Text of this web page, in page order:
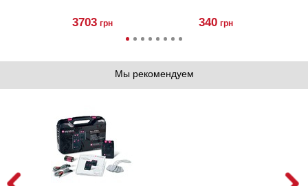
3703 грн 340 грн
Охлаждающий
бальзам для
сосков Nip Zip
Мы рекомендуем